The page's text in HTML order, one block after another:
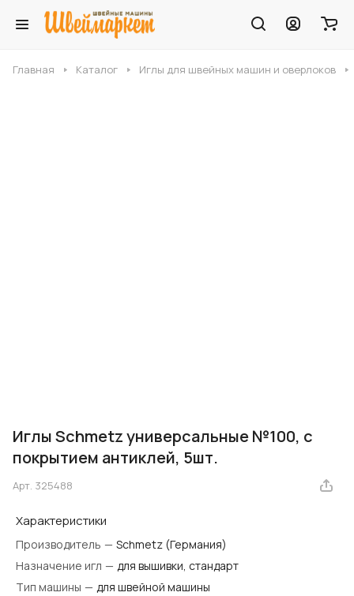
Главная Каталог Иглы для швейных машин и оверлоков
Иглы Schmetz универсальные №100, с
покрытием антиклей, 5шт.
Арт. 325488
Характеристики
Производитель — Schmetz (Германия)
Назначение игл — для вышивки, стандарт
Тип машины — для швейной машины